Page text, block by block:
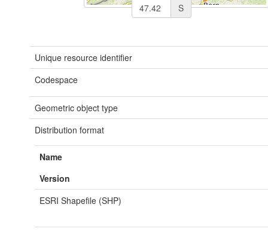
S
Unique resource identifier
Codespace
Geometric object type
Distribution format
Name
Version
ESRI Shapefile (SHP)